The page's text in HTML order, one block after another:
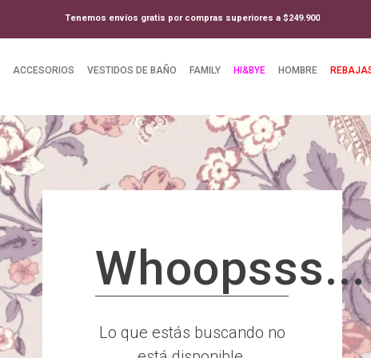
Tenemos envíos gratis por compras superiores a $249.900
ACCESORIOS VESTIDOS DE BAÑO FAMILY HI&BYE HOMBRE
Whoopsss...
Lo que estás buscando no